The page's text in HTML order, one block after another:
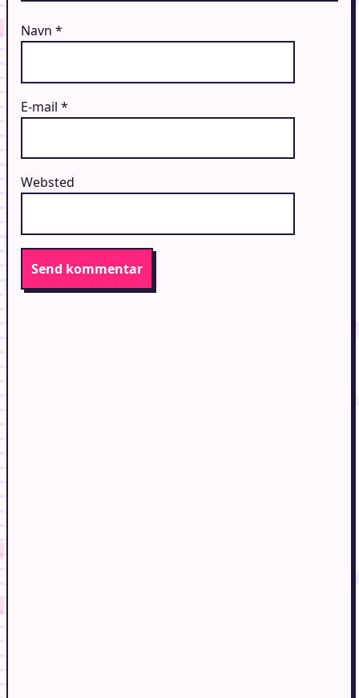
Navn *
E-mail *
Websted